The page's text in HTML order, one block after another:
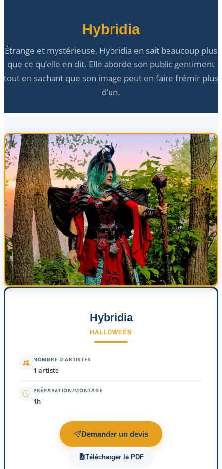
Hybridia
Étrange et mystérieuse, Hybridia en sait beaucoup plus
que ce qu’elle en dit. Elle aborde son public gentiment
tout en sachant que son image peut en faire frémir plus
d’un.
Hybridia
HALLOWEEN
NOMBRE D'ARTISTES
1 artiste
PRÉPARATION/MONTAGE
1h
Demander un devis
Télécharger le PDF